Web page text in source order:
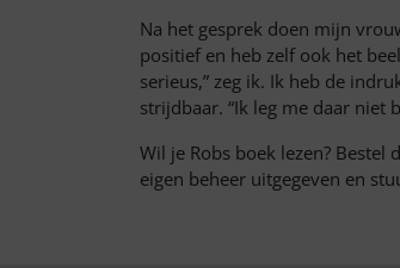
Na het gesprek doen mijn
positief en heb zelf ook het
serieus,” zeg ik. Ik heb de
strijdbaar. “Ik leg me daar niet
Wil je Robs boek lezen?
eigen beheer uitgegeven en